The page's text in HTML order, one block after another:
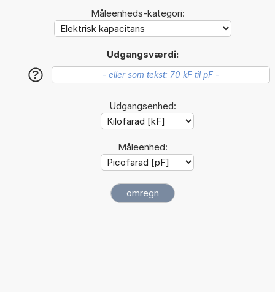
Måleenheds-kategori:
Udgangsværdi:
?
Udgangsenhed:
Måleenhed: